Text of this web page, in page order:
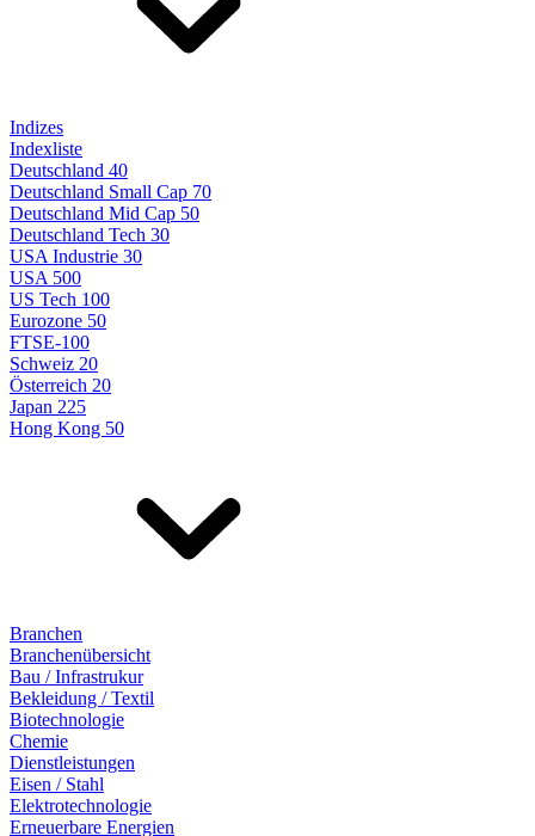
Indizes
Indexliste
Deutschland 40
Deutschland Small Cap 70
Deutschland Mid Cap 50
Deutschland Tech 30
USA Industrie 30
USA 500
US Tech 100
Eurozone 50
FTSE-100
Schweiz 20
Österreich 20
Japan 225
Hong Kong 50
Branchen
Branchenübersicht
Bau / Infrastrukur
Bekleidung / Textil
Biotechnologie
Chemie
Dienstleistungen
Eisen / Stahl
Elektrotechnologie
Erneuerbare Energien